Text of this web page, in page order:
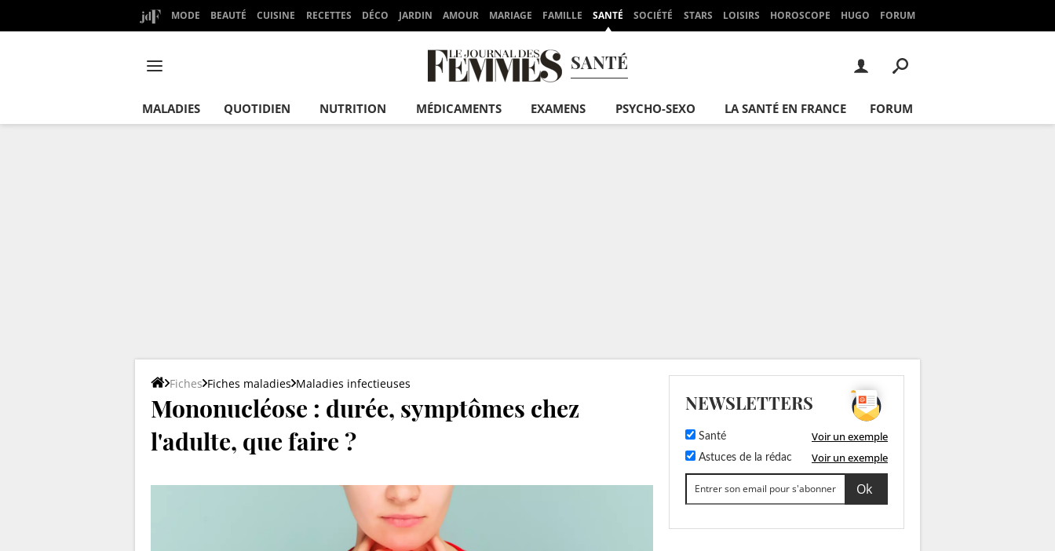
MODE BEAUTÉ CUISINE RECETTES DÉCO JARDIN AMOUR MARIAGE FAMILLE SANTÉ SOCIÉTÉ STARS LOISIRS HOROSCOPE HUGO FORUM
SANTÉ
MALADIES QUOTIDIEN NUTRITION MÉDICAMENTS EXAMENS PSYCHO-SEXO LA SANTÉ EN FRANCE FORUM
Fiches Fiches maladies Maladies infectieuses
Mononucléose : durée, symptômes chez
l'adulte, que faire ?
NEWSLETTERS
Santé Voir un exemple
Astuces de la rédac Voir un exemple